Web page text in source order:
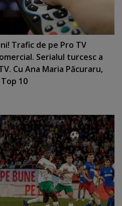
Trafic de pe Pro TV
Serialul turcesc a
Cu Ana Maria Păcuraru,
10